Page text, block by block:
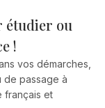
étudier ou
!
vos démarches,
de passage à
français et